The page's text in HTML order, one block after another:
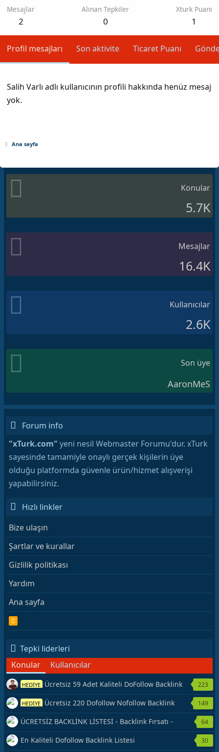
Mesajlar
2
Alınan Tepkiler
0
Xturk Puanı
1
Profil mesajları Son aktivite Ticaret Puanı
Salih Varlı adlı kullanıcının profili hakkında henüz mesaj
yok.
Ana sayfa
Konular
5.7K
Mesajlar
16.4K
Kullanıcılar
2.6K
Son üye
AaronMeS
Forum info
"xTurk.com" yeni nesil Webmaster Forumu'dur. xTurk
sayesinde tamamiyle onaylı gerçek kişilerin üye
olduğu platformda güvenle ürün/hizmet alışverişi
yapabilirsiniz.
Hızlı linkler
Bize ulaşın
Şartlar ve kurallar
Gizlilik politikası
Yardım
Ana sayfa
S
Tepki liderleri
Konular
Kullanıcılar
HEDİYE Ücretsiz 59 Adet Kaliteli DoFollow Backlink
Kaynağı Veriyorum.
223
HEDİYE Ücretsiz 220 Dofollow Nofollow Backlink
Veriyorum
149
ÜCRETSİZ BACKLİNK LİSTESİ - Backlink Fırsatı -
Hemen Yetiş!
64
En Kaliteli Dofollow Backlink Listesi 30